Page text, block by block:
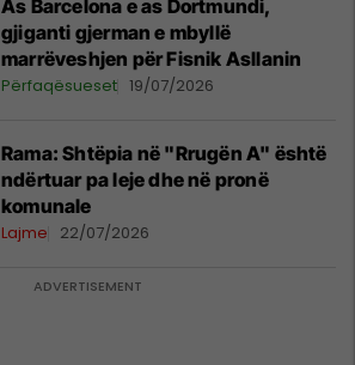
As Barcelona e as Dortmundi,
gjiganti gjerman e mbyllë
marrëveshjen për Fisnik Asllanin
Përfaqësueset 19/07/2026
Rama: Shtëpia në "Rrugën A" është
ndërtuar pa leje dhe në pronë
komunale
Lajme 22/07/2026